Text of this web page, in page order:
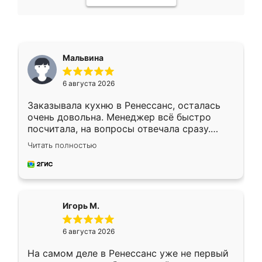
Мальвина
6 августа 2026
Заказывала кухню в Ренессанс, осталась
очень довольна. Менеджер всё быстро
посчитала, на вопросы отвечала сразу.
Замерщик приехал в субботу, подошёл к
делу со всей ответственностью. Собрали
за день, ребята работали аккуратно, даже
Читать полностью
Игорь М.
6 августа 2026
На самом деле в Ренессанс уже не первый